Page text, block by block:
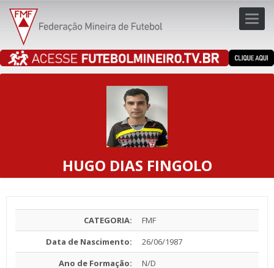
HUGO DIAS FINGOLO
CATEGORIA:
FMF
Data de Nascimento:
26/06/1987
Ano de Formação:
N/D